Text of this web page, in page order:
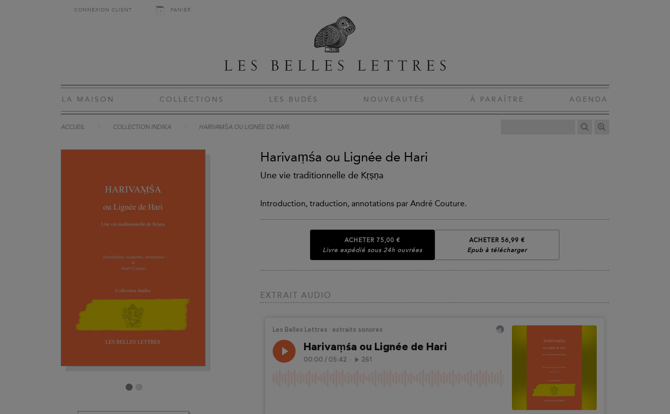
CONNEXION CLIENT PANIER
LA MAISON COLLECTIONS LES BUDÉS NOUVEAUTÉS À PARAÎTRE AGENDA
ACCUEIL COLLECTION INDIKA HARIVAṂŚA OU LIGNÉE DE HARI
Harivaṃśa ou Lignée de Hari
Une vie traditionnelle de Kṛṣṇa
Introduction, traduction, annotations par André Couture.
ACHETER 75,00 €
Livre expédié sous 24h ouvrées
ACHETER 56,99 €
Epub à télécharger
EXTRAIT AUDIO